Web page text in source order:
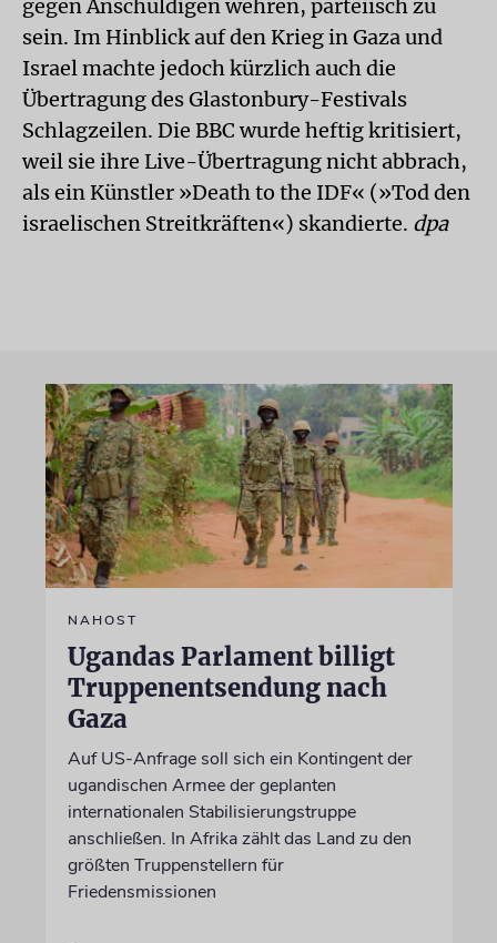
gegen Anschuldigen wehren, parteiisch zu
sein. Im Hinblick auf den Krieg in Gaza und
Israel machte jedoch kürzlich auch die
Übertragung des Glastonbury-Festivals
Schlagzeilen. Die BBC wurde heftig kritisiert,
weil sie ihre Live-Übertragung nicht abbrach,
als ein Künstler »Death to the IDF« (»Tod den
israelischen Streitkräften«) skandierte. dpa
NAHOST
Ugandas Parlament billigt
Truppenentsendung nach
Gaza
Auf US-Anfrage soll sich ein Kontingent der
ugandischen Armee der geplanten
internationalen Stabilisierungstruppe
anschließen. In Afrika zählt das Land zu den
größten Truppenstellern für
Friedensmissionen